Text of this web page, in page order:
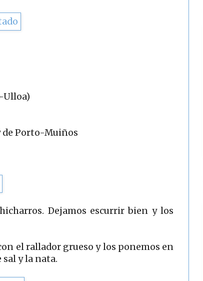
Ulloa)
de Porto-Muiños
Dejamos escurrir bien y los
el rallador grueso y los ponemos en
y la nata.